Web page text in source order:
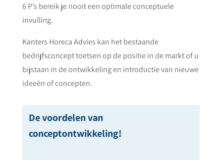
6 P’s bereik je nooit een optimale conceptuele
invulling.
Kanters Horeca Advies kan het bestaande
bedrijfsconcept toetsen op de positie in de markt of u
bijstaan in de ontwikkeling en introductie van nieuwe
ideeën of concepten.
De voordelen van
conceptontwikkeling!